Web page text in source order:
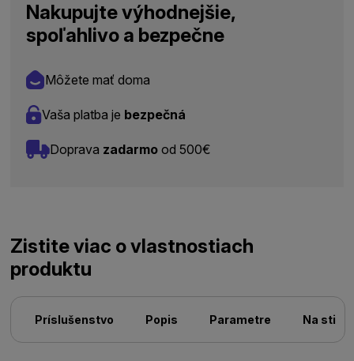
Nakupujte výhodnejšie,
spoľahlivo a bezpečne
Môžete mať doma
Vaša platba je bezpečná
Doprava zadarmo od 500€
Zistite viac o vlastnostiach
produktu
Príslušenstvo Popis Parametre Na